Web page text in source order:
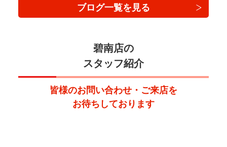
ブログ一覧を見る
碧南店の
スタッフ紹介
皆様のお問い合わせ・ご来店を
お待ちしております